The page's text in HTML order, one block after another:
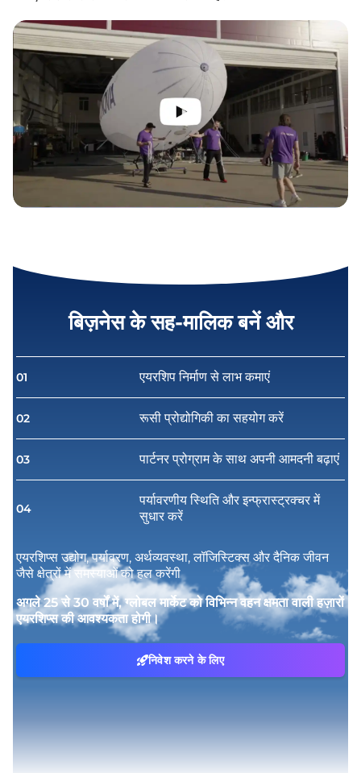
बिज़नेस के सह-मालिक बनें और
01 एयरशिप निर्माण से लाभ कमाएं
02 रूसी प्रोद्योगिकी का सहयोग करें
03 पार्टनर प्रोग्राम के साथ अपनी आमदनी बढ़ाएं
04
पर्यावरणीय स्थिति और इन्फ्रास्ट्रक्चर में
सुधार करें
एयरशिप्स उद्योग, पर्यावरण, अर्थव्यवस्था, लॉजिस्टिक्स और दैनिक जीवन
जैसे क्षेत्रों में समस्याओं को हल करेंगी
अगले 25 से 30 वर्षों में, ग्लोबल मार्केट को विभिन्न वहन क्षमता वाली हज़ारों
एयरशिप्स की आवश्यकता होगी।
निवेश करने के लिए